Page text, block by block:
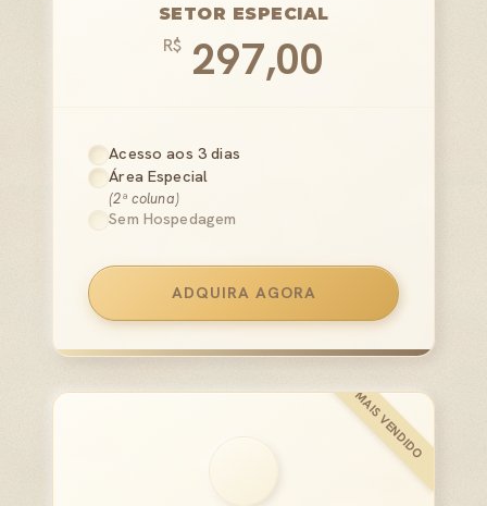
SETOR ESPECIAL
R$ 297,00
Acesso aos 3 dias
Área Especial
(2ª coluna)
Sem Hospedagem
ADQUIRA AGORA